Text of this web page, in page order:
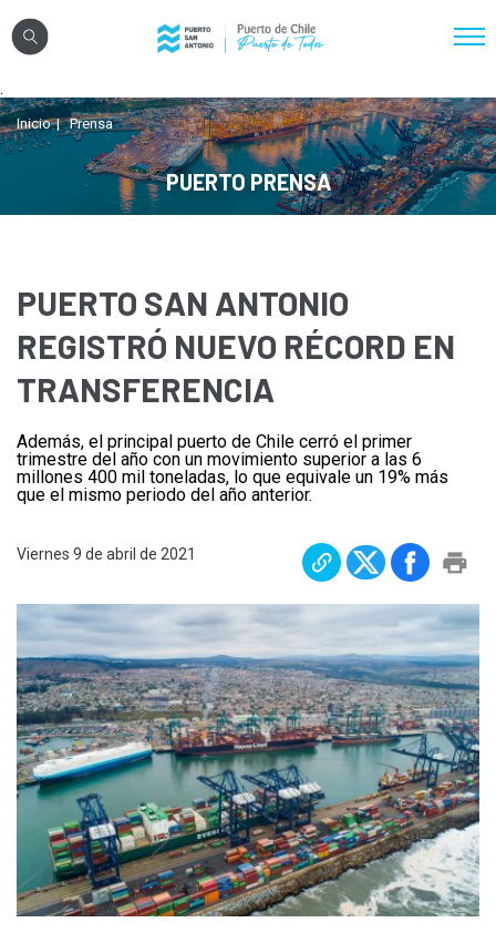
Nosotros
Sistema Portuario
Sostenibilidad
Transparencia
Registro Proveedores
Licitaciones
Reglamentos
Prensa
Preguntas Frecuentes
Contáctenos
.
Inicio Prensa
PUERTO PRENSA
PUERTO SAN ANTONIO
REGISTRÓ NUEVO RÉCORD EN
TRANSFERENCIA
Además, el principal puerto de Chile cerró el primer
trimestre del año con un movimiento superior a las 6
millones 400 mil toneladas, lo que equivale un 19% más
que el mismo periodo del año anterior.
Viernes 9 de abril de 2021